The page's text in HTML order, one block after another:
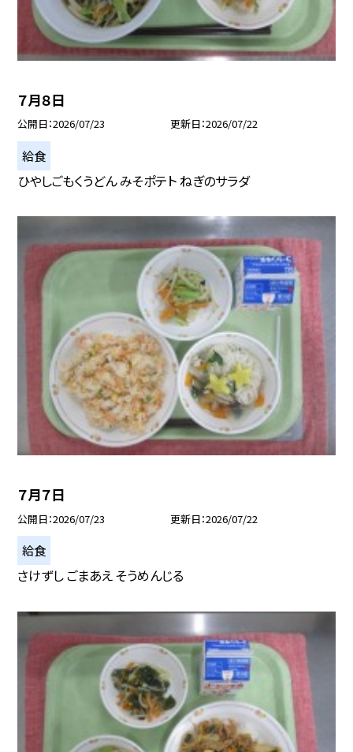
７月８日
公開日 2026/07/23 更新日 2026/07/22
給食
ひやしごもくうどん みそポテト ねぎのサラダ
７月７日
公開日 2026/07/23 更新日 2026/07/22
給食
さけずし ごまあえ そうめんじる